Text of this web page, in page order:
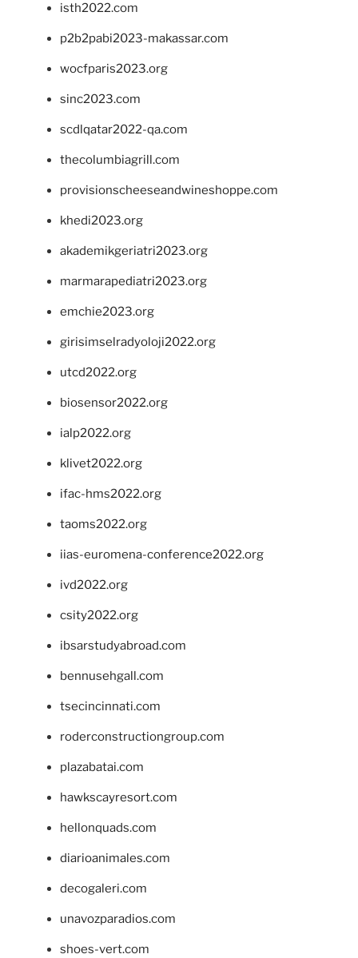
isth2022.com
p2b2pabi2023-makassar.com
wocfparis2023.org
sinc2023.com
scdlqatar2022-qa.com
thecolumbiagrill.com
provisionscheeseandwineshoppe.com
khedi2023.org
akademikgeriatri2023.org
marmarapediatri2023.org
emchie2023.org
girisimselradyoloji2022.org
utcd2022.org
biosensor2022.org
ialp2022.org
klivet2022.org
ifac-hms2022.org
taoms2022.org
iias-euromena-conference2022.org
ivd2022.org
csity2022.org
ibsarstudyabroad.com
bennusehgall.com
tsecincinnati.com
roderconstructiongroup.com
plazabatai.com
hawkscayresort.com
hellonquads.com
diarioanimales.com
decogaleri.com
unavozparadios.com
shoes-vert.com